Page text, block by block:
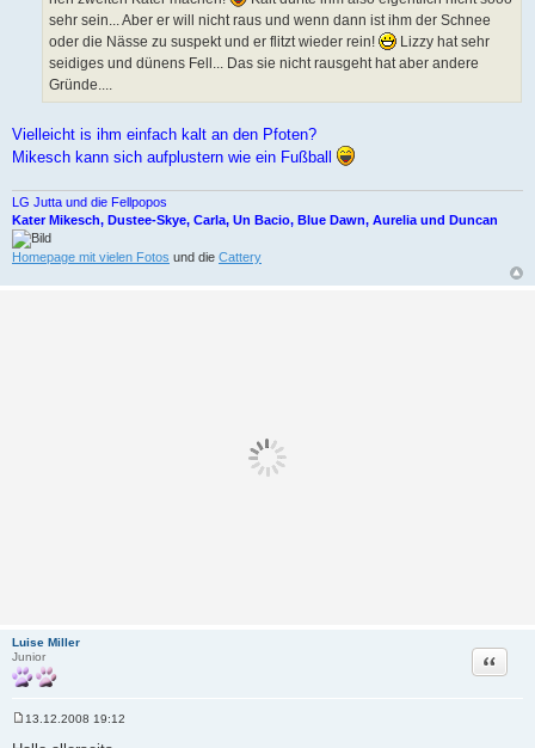
sehr sein... Aber er will nicht raus und wenn dann ist ihm der Schnee
oder die Nässe zu suspekt und er flitzt wieder rein!
Lizzy hat sehr
seidiges und dünens Fell... Das sie nicht rausgeht hat aber andere
Gründe....
Vielleicht is ihm einfach kalt an den Pfoten?
Mikesch kann sich aufplustern wie ein Fußball
LG Jutta und die Fellpopos
Kater Mikesch, Dustee-Skye, Carla, Un Bacio, Blue Dawn, Aurelia und Duncan
Homepage mit vielen Fotos und die Cattery
Luise Miller
Junior
Zitat
e
13.12.2008 19:12